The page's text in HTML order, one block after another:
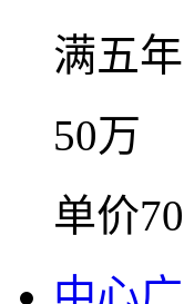
满五年
50万
单价